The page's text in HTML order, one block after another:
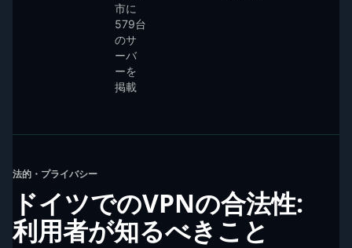
市に
579台
のサ
ーバ
ーを
掲載
法的・プライバシー
ドイツでのVPNの合法性:
利用者が知るべきこと